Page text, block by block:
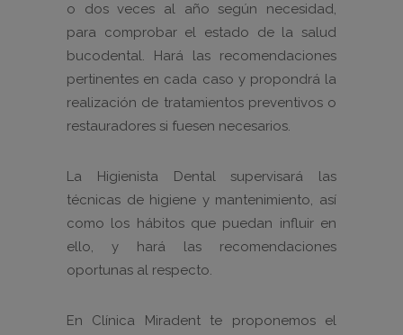
o dos veces al año según necesidad,
para comprobar el estado de la salud
bucodental. Hará las recomendaciones
pertinentes en cada caso y propondrá la
realización de tratamientos preventivos o
restauradores si fuesen necesarios.
La Higienista Dental supervisará las
técnicas de higiene y mantenimiento, así
como los hábitos que puedan influir en
ello, y hará las recomendaciones
oportunas al respecto.
En Clínica Miradent te proponemos el